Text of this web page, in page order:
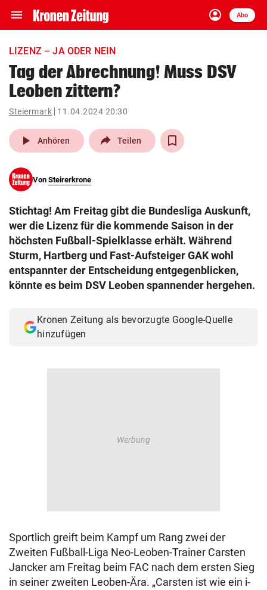
menu Navigation
ein-/ausklappen
account_circle
Anmelden
Abo
close Schließen
account_circle Anmelden
pin_drop
Wien arrow_right
search
eingeben
© Krone Multimedia GmbH & Co KG 2026
Muthgasse 2, 1190 Wien
LIZENZ – JA ODER NEIN
Tag der Abrechnung! Muss DSV
Leoben zittern?
Steiermark 11.04.2024 20:30
play_arrow Anhören Teilen
Von Steirerkrone
Stichtag! Am Freitag gibt die Bundesliga Auskunft,
wer die Lizenz für die kommende Saison in der
höchsten Fußball-Spielklasse erhält. Während
Sturm, Hartberg und Fast-Aufsteiger GAK wohl
entspannter der Entscheidung entgegenblicken,
könnte es beim DSV Leoben spannender hergehen.
Kronen Zeitung als bevorzugte Google-Quelle
hinzufügen
Sportlich greift beim Kampf um Rang zwei der
Zweiten Fußball-Liga Neo-Leoben-Trainer Carsten
Jancker am Freitag beim FAC nach dem ersten Sieg
in seiner zweiten Leoben-Ära. „Carsten ist wie ein i-